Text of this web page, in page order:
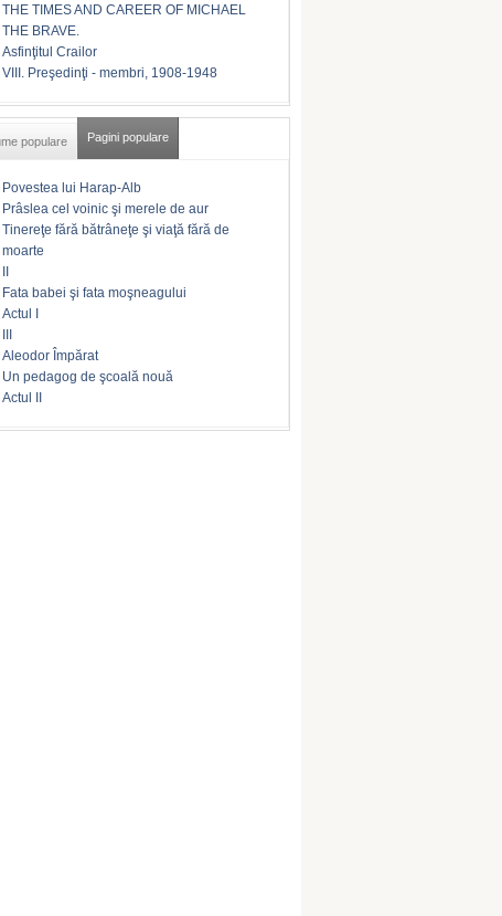
THE TIMES AND CAREER OF MICHAEL
THE BRAVE.
Asfinţitul Crailor
VIII. Preşedinţi - membri, 1908-1948
populare Pagini populare
Povestea lui Harap-Alb
Prâslea cel voinic şi merele de aur
Tinereţe fără bătrâneţe şi viaţă fără de
moarte
II
Fata babei şi fata moşneagului
Actul I
III
Aleodor Împărat
Un pedagog de şcoală nouă
Actul II